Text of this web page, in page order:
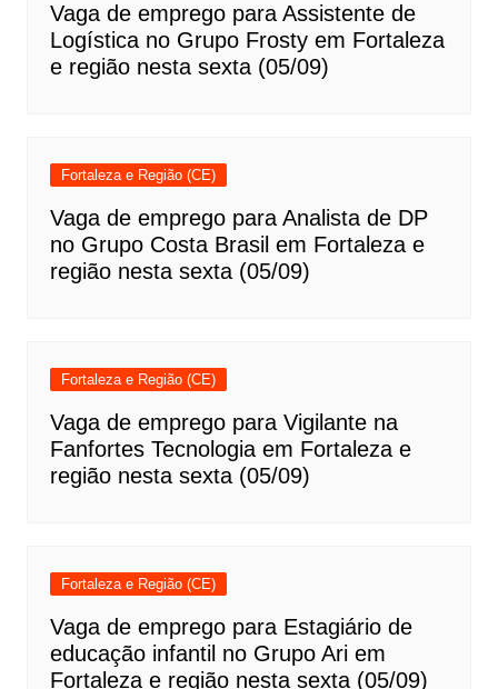
Vaga de emprego para Assistente de
Logística no Grupo Frosty em Fortaleza
e região nesta sexta (05/09)
Fortaleza e Região (CE)
Vaga de emprego para Analista de DP
no Grupo Costa Brasil em Fortaleza e
região nesta sexta (05/09)
Fortaleza e Região (CE)
Vaga de emprego para Vigilante na
Fanfortes Tecnologia em Fortaleza e
região nesta sexta (05/09)
Fortaleza e Região (CE)
Vaga de emprego para Estagiário de
educação infantil no Grupo Ari em
Fortaleza e região nesta sexta (05/09)